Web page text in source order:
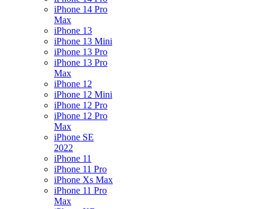
iPhone 14 Pro
Max
iPhone 13
iPhone 13 Mini
iPhone 13 Pro
iPhone 13 Pro
Max
iPhone 12
iPhone 12 Mini
iPhone 12 Pro
iPhone 12 Pro
Max
iPhone SE
2022
iPhone 11
iPhone 11 Pro
iPhone Xs Max
iPhone 11 Pro
Max